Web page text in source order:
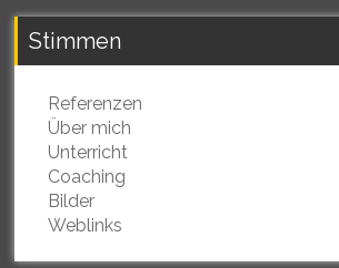
Stimmen
Referenzen
Über mich
Unterricht
Coaching
Bilder
Weblinks